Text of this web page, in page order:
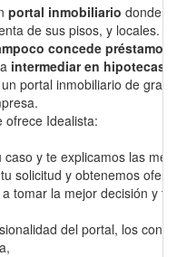
portal inmobiliario donde
de sus pisos, y locales.
concede préstamos
intermediar en hipotecas
portal inmobiliario de
ofrece Idealista:
caso y te explicamos las
solicitud y obtenemos
tomar la mejor decisión y
del portal, los